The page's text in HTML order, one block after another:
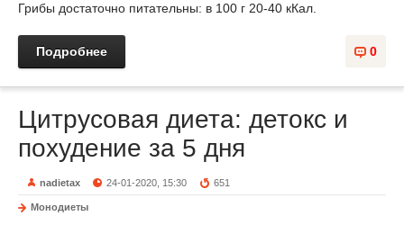
Грибы достаточно питательны: в 100 г 20-40 кКал.
0
Подробнее
Цитрусовая диета: детокс и
похудение за 5 дня
nadietax 24-01-2020, 15:30 651
Монодиеты